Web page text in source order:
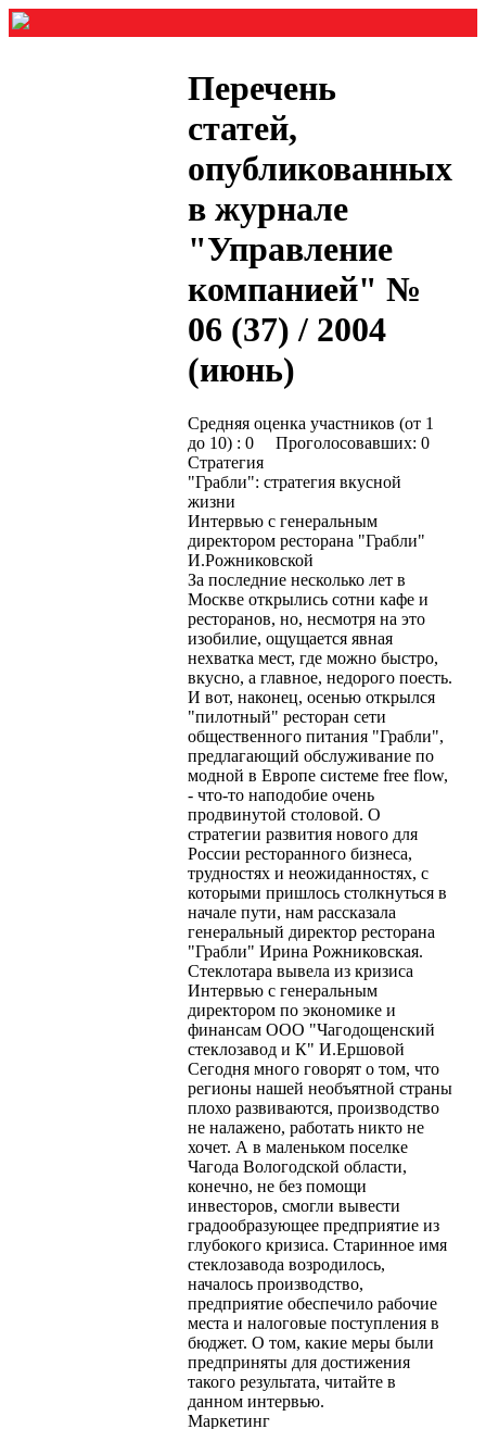
Перечень
статей,
опубликованных
в журнале
"Управление
компанией" №
06 (37) / 2004
(июнь)
Средняя оценка участников (от 1
до 10) : 0 Проголосовавших: 0
Стратегия
"Грабли": стратегия вкусной
жизни
Интервью с генеральным
директором ресторана "Грабли"
И.Рожниковской
За последние несколько лет в
Москве открылись сотни кафе и
ресторанов, но, несмотря на это
изобилие, ощущается явная
нехватка мест, где можно быстро,
вкусно, а главное, недорого поесть.
И вот, наконец, осенью открылся
"пилотный" ресторан сети
общественного питания "Грабли",
предлагающий обслуживание по
модной в Европе системе free flow,
- что-то наподобие очень
продвинутой столовой. О
стратегии развития нового для
России ресторанного бизнеса,
трудностях и неожиданностях, с
которыми пришлось столкнуться в
начале пути, нам рассказала
генеральный директор ресторана
"Грабли" Ирина Рожниковская.
Стеклотара вывела из кризиса
Интервью с генеральным
директором по экономике и
финансам ООО "Чагодощенский
стеклозавод и К" И.Ершовой
Сегодня много говорят о том, что
регионы нашей необъятной страны
плохо развиваются, производство
не налажено, работать никто не
хочет. А в маленьком поселке
Чагода Вологодской области,
конечно, не без помощи
инвесторов, смогли вывести
градообразующее предприятие из
глубокого кризиса. Старинное имя
стеклозавода возродилось,
началось производство,
предприятие обеспечило рабочие
места и налоговые поступления в
бюджет. О том, какие меры были
предприняты для достижения
такого результата, читайте в
данном интервью.
Маркетинг